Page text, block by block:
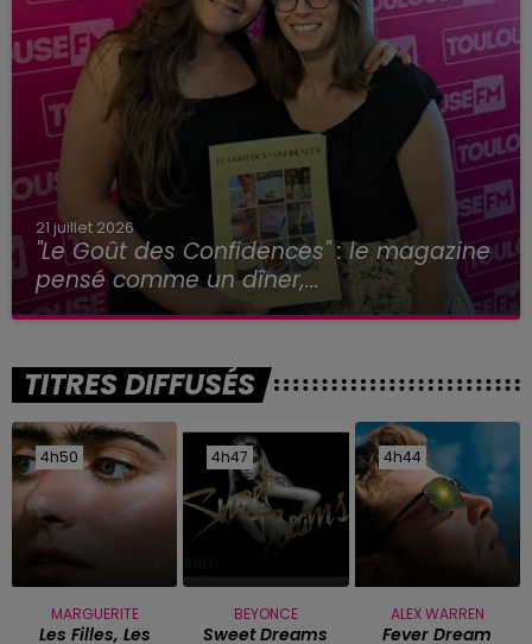
21 juillet 2026
"Le Goût des Confidences" : le magazine
pensé comme un dîner,...
TITRES DIFFUSÉS
4h50
4h50
MARGUERITE
Les Filles, Les
4h47
4h47
BEYONCE
Sweet Dreams
4h44
4h44
ALEX WARREN
Fever Dream